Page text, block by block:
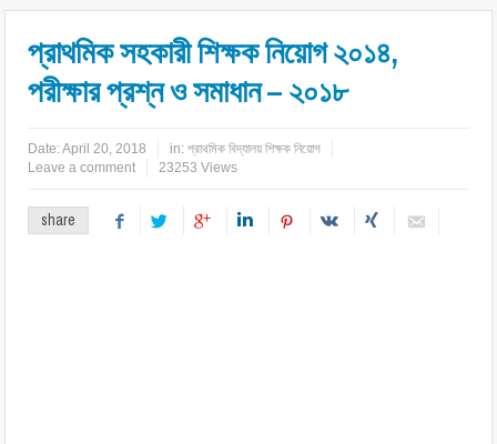
প্রাথমিক সহকারী শিক্ষক নিয়োগ ২০১৪,
পরীক্ষার প্রশ্ন ও সমাধান – ২০১৮
Date:April 20, 2018 in:প্রাথমিক বিদ্যালয় শিক্ষক নিয়োগ
Leave a comment
23253 Views
share